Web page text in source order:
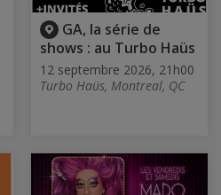
GA, la série de
shows : au Turbo Haüs
12 septembre 2026, 21h00
Turbo Haüs, Montreal, QC